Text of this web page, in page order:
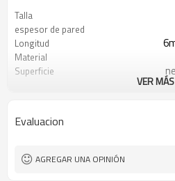
Talla
espesor de pared
Longitud
Material
Superficie
Estándar
Capacidad de producción
Solicitud
VER MÁS
Evaluacion
AGREGAR UNA OPINIÓN